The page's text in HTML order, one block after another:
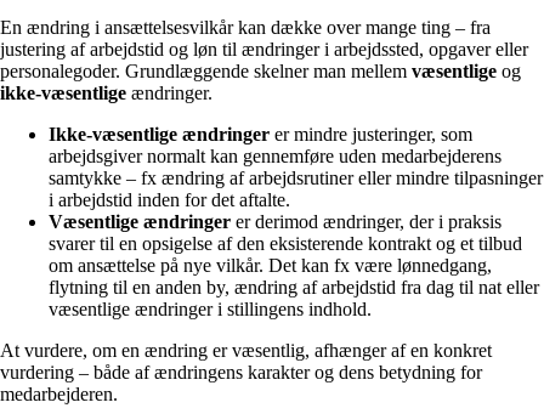
En ændring i ansættelsesvilkår kan dække over mange ting – fra
justering af arbejdstid og løn til ændringer i arbejdssted, opgaver eller
personalegoder. Grundlæggende skelner man mellem væsentlige og
ikke-væsentlige ændringer.
Ikke-væsentlige ændringer er mindre justeringer, som
arbejdsgiver normalt kan gennemføre uden medarbejderens
samtykke – fx ændring af arbejdsrutiner eller mindre tilpasninger
i arbejdstid inden for det aftalte.
Væsentlige ændringer er derimod ændringer, der i praksis
svarer til en opsigelse af den eksisterende kontrakt og et tilbud
om ansættelse på nye vilkår. Det kan fx være lønnedgang,
flytning til en anden by, ændring af arbejdstid fra dag til nat eller
væsentlige ændringer i stillingens indhold.
At vurdere, om en ændring er væsentlig, afhænger af en konkret
vurdering – både af ændringens karakter og dens betydning for
medarbejderen.